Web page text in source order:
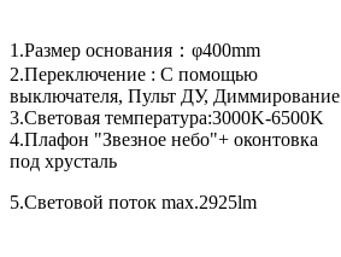
1.Размер основания：φ400mm
2.Переключение : С помощью
выключателя, Пульт ДУ, Диммирование
3.Световая температура:3000K-6500K
4.Плафон "Звезное небо"+ оконтовка
под хрусталь
5.Световой поток max.2925lm